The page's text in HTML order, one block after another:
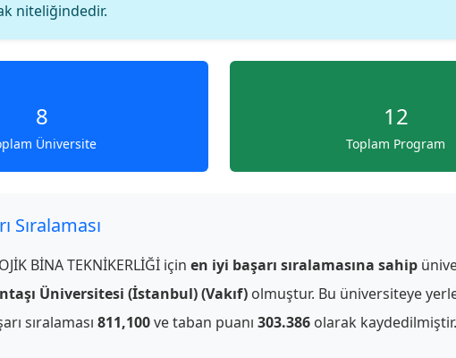
niteliğindedir.
8
Üniversite
12
Toplam Program
Sıralaması
BİNA TEKNİKERLİĞİ için en iyi başarı sıralamasına sahip
Üniversitesi (İstanbul) (Vakıf)olmuştur. Bu üniversiteye
sıralaması 811,100ve taban puanı 303.386olarak kaydedilmiştir.